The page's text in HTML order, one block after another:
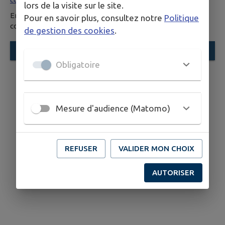
En envoyant ce formulaire, vous reconnaissez avoir pris
connaissance desConditions Générales d’Utilisation
lors de la visite sur le site.
Pour en savoir plus, consultez notre Politique
de gestion des cookies
Obligatoire
Mesure d'audience (Matomo)
REFUSER VALIDER MON CHOIX
AUTORISER